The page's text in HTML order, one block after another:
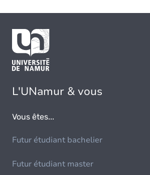
L'UNamur & vous
Vous êtes...
Futur étudiant bachelier
Futur étudiant master